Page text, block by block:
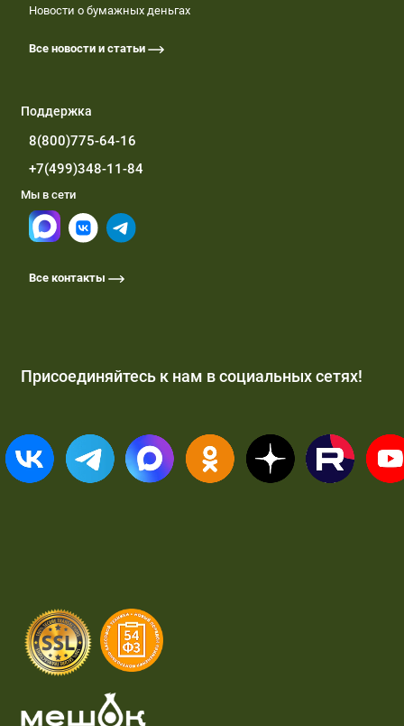
Новости о бумажных деньгах
Все новости и статьи
Поддержка
8(800)775-64-16
+7(499)348-11-84
Мы в сети
Все контакты
Присоединяйтесь к нам в социальных сетях!